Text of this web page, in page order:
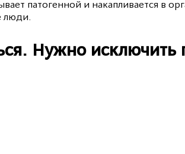
патогенной и накапливается в
люди.
Нужно исключить